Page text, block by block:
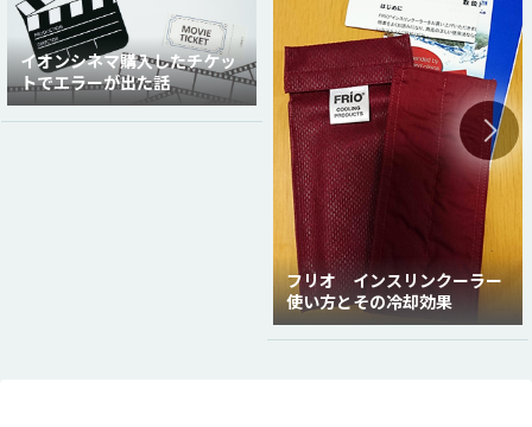
イオンシネマ購入したチケッ
トでエラーが出た話
フリオ インスリンクーラー
使い方とその冷却効果